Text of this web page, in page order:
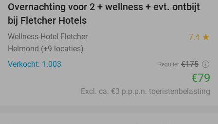
55%
Overnachting voor 2 + wellness + evt. ontbijt
bij Fletcher Hotels
Wellness-Hotel Fletcher 7.4 star
Helmond (+9 locaties)
Verkocht: 1.003
Regulier €175
€79
Excl. ca. €3 p.p.p.n. toeristenbelasting